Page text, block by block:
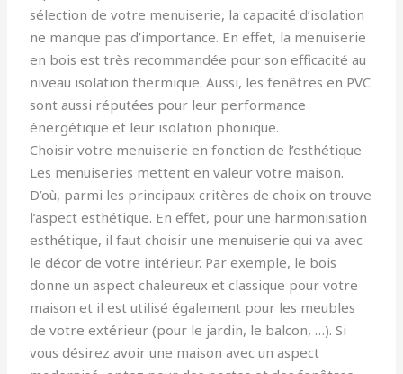
sélection de votre menuiserie, la capacité d’isolation
ne manque pas d’importance. En effet, la menuiserie
en bois est très recommandée pour son efficacité au
niveau isolation thermique. Aussi, les fenêtres en PVC
sont aussi réputées pour leur performance
énergétique et leur isolation phonique.
Choisir votre menuiserie en fonction de l’esthétique
Les menuiseries mettent en valeur votre maison.
D’où, parmi les principaux critères de choix on trouve
l’aspect esthétique. En effet, pour une harmonisation
esthétique, il faut choisir une menuiserie qui va avec
le décor de votre intérieur. Par exemple, le bois
donne un aspect chaleureux et classique pour votre
maison et il est utilisé également pour les meubles
de votre extérieur (pour le jardin, le balcon, …). Si
vous désirez avoir une maison avec un aspect